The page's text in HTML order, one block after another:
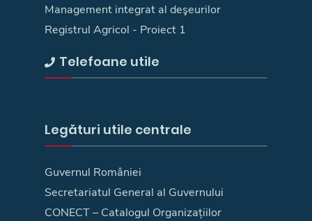
Management integrat al deşeurilor
Registrul Agricol - Proiect 1
Telefoane utile
Legături utile centrale
Guvernul României
Secretariatul General al Guvernului
CONECT – Catalogul Organizațiilor